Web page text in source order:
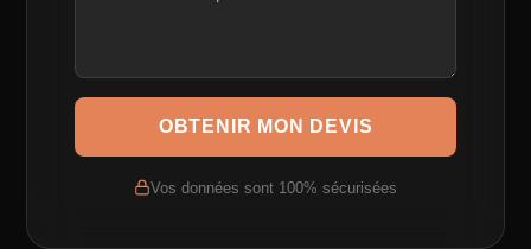
OBTENIR MON DEVIS
Vos données sont 100% sécurisées